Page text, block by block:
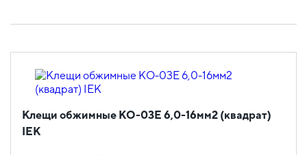
Клещи обжимные КО-03Е 6,0-16мм2 (квадрат)
IEK